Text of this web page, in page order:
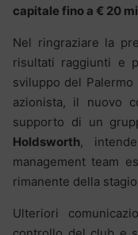
capitale fino a € 20
Nel ringraziare la
risultati raggiunti e
sviluppo del
azionista, il nuovo
supporto di un
Holdsworth,
management team
rimanente della
Ulteriori